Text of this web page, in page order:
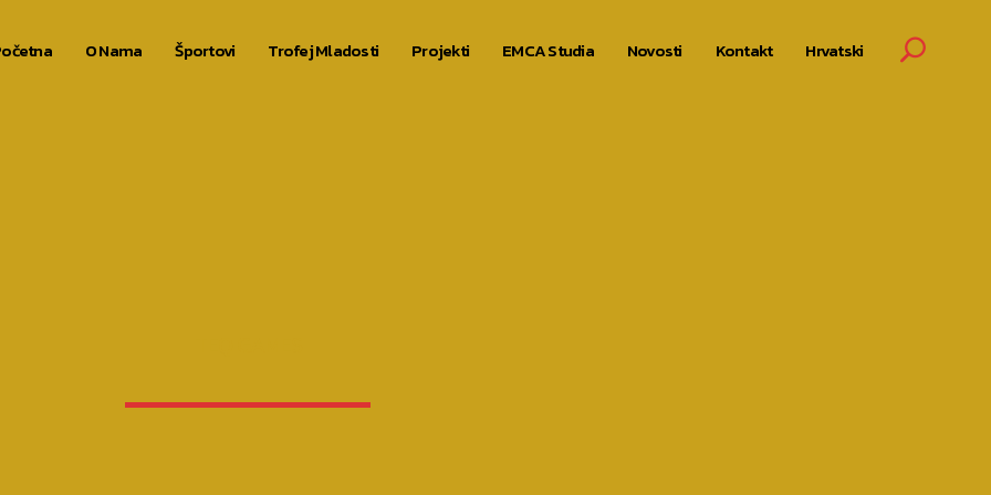
O Nama Športovi Trofej Mladosti Projekti EMCA Studia Novosti Kontakt Hrvatski